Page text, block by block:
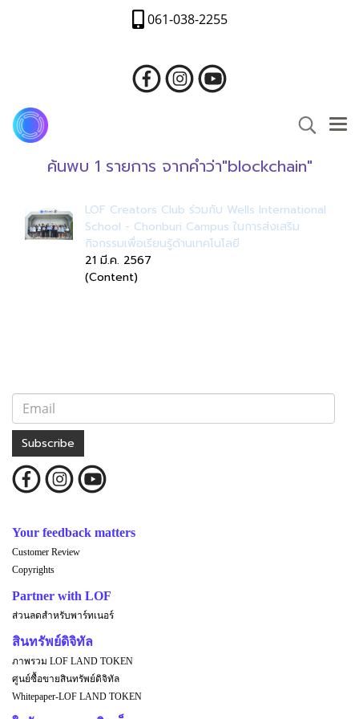
061-038-2255
ค้นพบ 1 รายการ จากคำว่า"blockchain"
LOF Creators Club ร่วมกับ Wells International
School - Chonburi Campus ในการส่งเสริม
กิจกรรมเพื่อเรียนรู้ด้านเทคโนโลยี
21 มี.ค. 2567
(Content)
Subscribe
Your feedback matters
Customer Review
Copyrights
Partner with LOF
ส่วนลดสำหรับพาร์ทเนอร์
สินทรัพย์ดิจิทัล
ภาพรวม LOF LAND TOKEN
ศูนย์ซื้อขายสินทรัพย์ดิจิทัล
Whitepaper-LOF LAND TOKEN